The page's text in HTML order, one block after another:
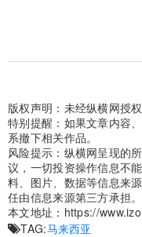
版权声明：未经纵横网授
特别提醒：如果文章内容
系撤下相关作品。
风险提示：纵横网呈现的
议，一切投资操作信息不
料、图片、数据等信息来
任由信息来源第三方承担。
本文地址： https://
TAG:马来西亚